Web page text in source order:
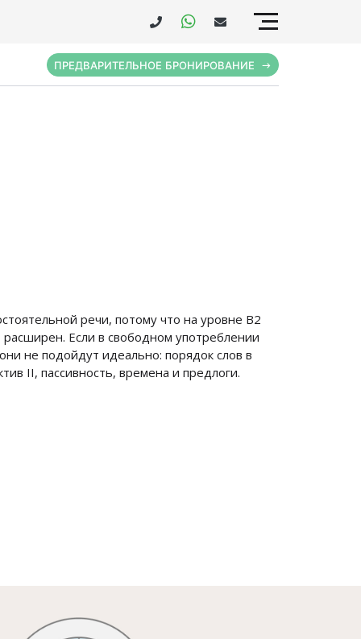
ПРЕДВАРИТЕЛЬНОЕ БРОНИРОВАНИЕ
речи, потому что на уровне В2
Если в свободном употреблении
не подойдут идеально: порядок слов в
II, пассивность, времена и предлоги.